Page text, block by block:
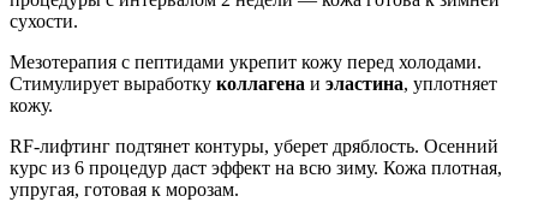
сухости.
Мезотерапия с пептидами укрепит кожу перед холодами.
Стимулирует выработку коллагена и эластина, уплотняет
кожу.
RF-лифтинг подтянет контуры, уберет дряблость. Осенний
курс из 6 процедур даст эффект на всю зиму. Кожа плотная,
упругая, готовая к морозам.